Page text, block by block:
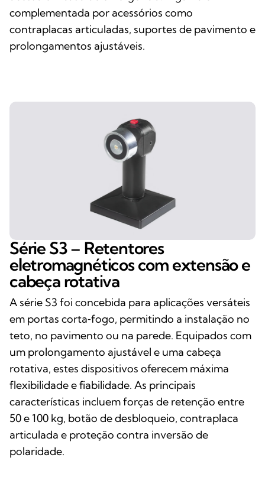
complementada por acessórios como
contraplacas articuladas, suportes de pavimento e
prolongamentos ajustáveis.
Série S3 – Retentores
eletromagnéticos com extensão e
cabeça rotativa
A série S3 foi concebida para aplicações versáteis
em portas corta‑fogo, permitindo a instalação no
teto, no pavimento ou na parede. Equipados com
um prolongamento ajustável e uma cabeça
rotativa, estes dispositivos oferecem máxima
flexibilidade e fiabilidade. As principais
características incluem forças de retenção entre
50 e 100 kg, botão de desbloqueio, contraplaca
articulada e proteção contra inversão de
polaridade.